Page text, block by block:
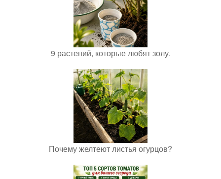
9 растений, которые любят золу.
Почему желтеют листья огурцов?